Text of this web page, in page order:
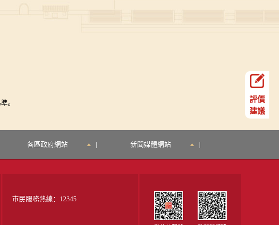
。
評價
建議
各區政府網站 新聞媒體網站
市民服務熱線：12345